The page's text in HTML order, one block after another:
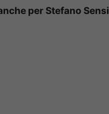
per Stefano Sensi